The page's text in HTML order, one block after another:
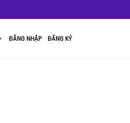
ĐĂNG NHẬP ĐĂNG KÝ